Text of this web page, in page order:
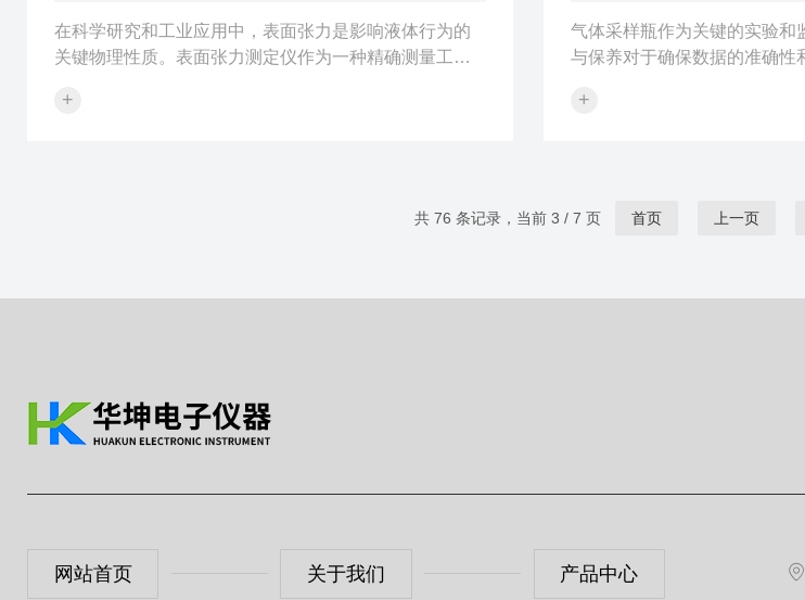
在科学研究和工业应用中，表面张力是影响液体行为的
关键物理性质。表面张力测定仪作为一种精确测量工
深入探讨它的工作原理、特点及在未来的发展趋势。表
够实时显示表面张力值，并具有数据存储和分析功能。
+
气体采样瓶作为关键的实验和
与保养对于确保数据的准确性
后，应立即将采样瓶中的残留
物，可能需要使用有机溶剂进
+
共 76 条记录，当前 3 / 7 页 首页 上一页
网站首页 关于我们 产品中心